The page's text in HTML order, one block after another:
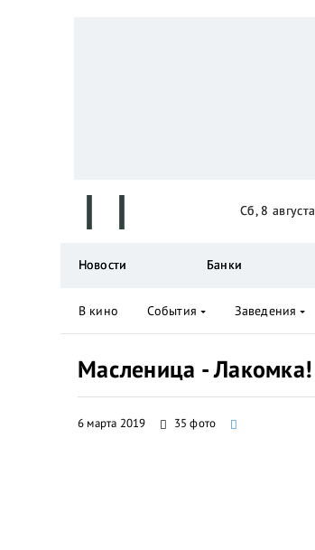
Масленица - Лакомка!
6 марта 2019 35 фото
Сб, 8 августа
Новости Банки
В кино События Заведения